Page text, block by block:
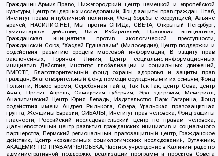
Гражданин.Армия.Право, Нижегородский центр немецкой и европейской
культуры, Центр гендерных исследований, Фонд защиты прав граждан Штаб,
Институт права и публичной политики, Фонд борьбы с коррупцией, Альянс
врачей, НАСИЛИЮ.НЕТ, Мы против СПИДа, СВЕЧА, Открытый Петербург,
Гуманитарное действие, Лига Избирателей, Правовая инициатива,
Гражданская инициатива против экологической преступности,
Гражданский Союз, "Хасдей Ерушалаим" (Милосердие), Центр поддержки и
содействия развитию средств массовой информации, В защиту прав
заключенных, Горячая Линия, Центр социально-информационных
инициатив Действие, Институт глобализации и социальных движений,
ВМЕСТЕ, Благотворительный фонд охраны здоровья и защиты прав
граждан, Благотворительный фонд помощи осужденным и их семьям, Фонд
Тольятти, Новое время, Серебряная тайга, Так-Так-Так, центр Сова, центр
Анна, Проект Апрель, Самарская губерния, Эра здоровья, Мемориал,
Аналитический Центр Юрия Левады, Издательство Парк Гагарина, Фонд
содействия имени Андрея Рылькова, Сфера, Уральская правозащитная
группа, Женщины Евразии, СИБАЛЬТ, Институт прав человека, Фонд защиты
гласности, Российский исследовательский центр по правам человека,
Дальневосточный центр развития гражданских инициатив и социального
партнерства, Пермский региональный правозащитный центр, Гражданское
действие, Центр независимых социологических исследований, Сутяжник,
АКАДЕМИЯ ПО ПРАВАМ ЧЕЛОВЕКА, Частное учреждение в Калининграде по
административной поддержке реализации программ и проектов Совета